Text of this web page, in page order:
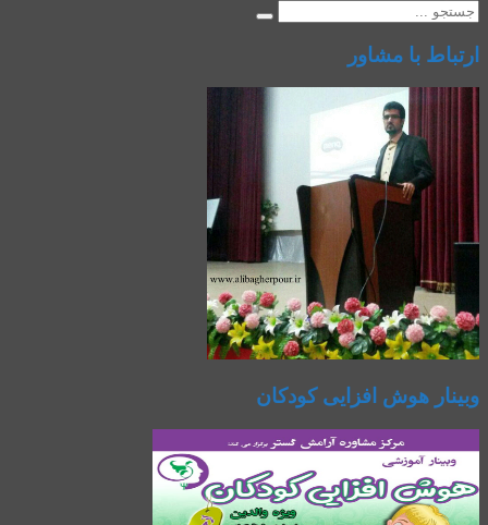
ارتباط با مشاور
وبینار هوش افزایی کودکان